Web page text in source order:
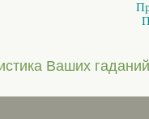
Ваших